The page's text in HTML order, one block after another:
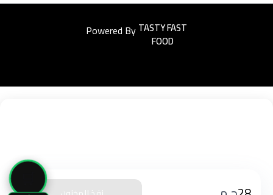
Powered ByEasyorders